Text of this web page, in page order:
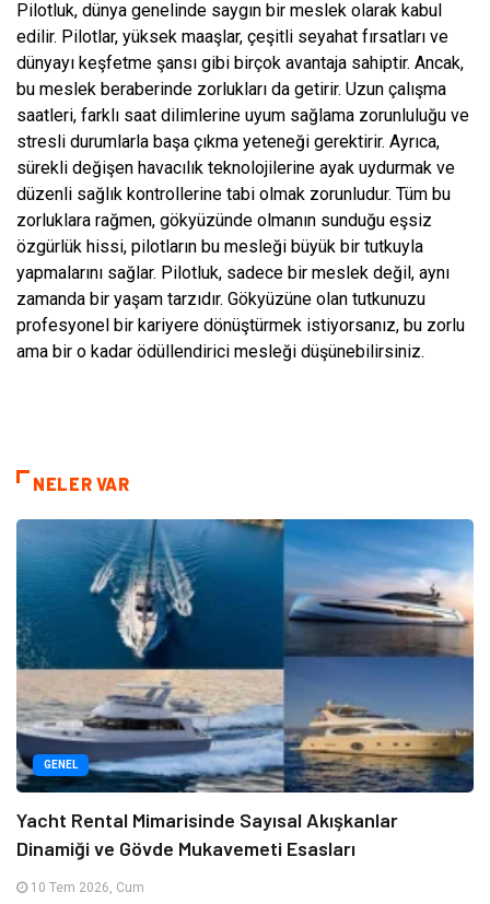
Pilotluk, dünya genelinde saygın bir meslek olarak kabul
edilir. Pilotlar, yüksek maaşlar, çeşitli seyahat fırsatları ve
dünyayı keşfetme şansı gibi birçok avantaja sahiptir. Ancak,
bu meslek beraberinde zorlukları da getirir. Uzun çalışma
saatleri, farklı saat dilimlerine uyum sağlama zorunluluğu ve
stresli durumlarla başa çıkma yeteneği gerektirir. Ayrıca,
sürekli değişen havacılık teknolojilerine ayak uydurmak ve
düzenli sağlık kontrollerine tabi olmak zorunludur. Tüm bu
zorluklara rağmen, gökyüzünde olmanın sunduğu eşsiz
özgürlük hissi, pilotların bu mesleği büyük bir tutkuyla
yapmalarını sağlar. Pilotluk, sadece bir meslek değil, aynı
zamanda bir yaşam tarzıdır. Gökyüzüne olan tutkunuzu
profesyonel bir kariyere dönüştürmek istiyorsanız, bu zorlu
ama bir o kadar ödüllendirici mesleği düşünebilirsiniz.
NELER VAR
GENEL
Yacht Rental Mimarisinde Sayısal Akışkanlar
Dinamiği ve Gövde Mukavemeti Esasları
10 Tem 2026, Cum